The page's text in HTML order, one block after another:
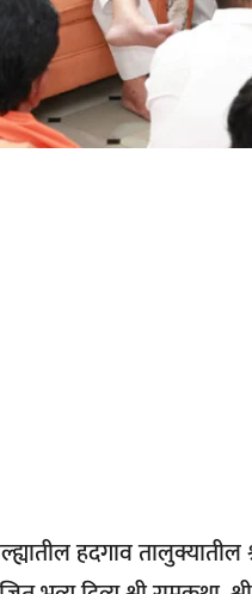
हदगाव तालुक्यातील